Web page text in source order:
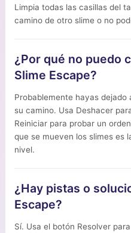
Limpia todas las casillas del
camino de otro slime o no
¿Por qué no puedo
Slime Escape?
Probablemente hayas
su camino. Usa Deshacer
Reiniciar para probar un
que se mueven los slimes es
nivel.
¿Hay pistas o
Escape?
Sí. Usa el botón Resolver